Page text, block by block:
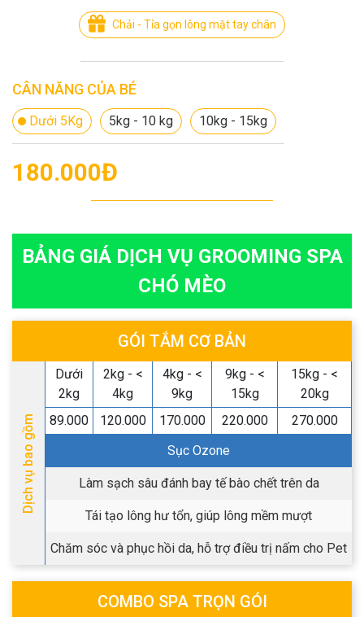
LIÊN HỆ
TỔNG ĐÀI TƯ VẤN
Chải - Tỉa gọn lông mặt tay chân
CÂN NĂNG CỦA BÉ
Dưới 5Kg 5kg - 10 kg 10kg - 15kg
180.000Đ
BẢNG GIÁ DỊCH VỤ GROOMING SPA
CHÓ MÈO
GÓI TẮM CƠ BẢN
Dịch vụ bao gồm
Dưới
2kg
2kg - <
4kg
4kg - <
9kg
9kg - <
15kg
15kg - <
20kg
89.000
120.000 170.000 220.000
270.000
Sục Ozone
Làm sạch sâu đánh bay tế bào chết trên da
Tái tạo lông hư tổn, giúp lông mềm mượt
Chăm sóc và phục hồi da, hỗ trợ điều trị nấm cho Pet
COMBO SPA TRỌN GÓI